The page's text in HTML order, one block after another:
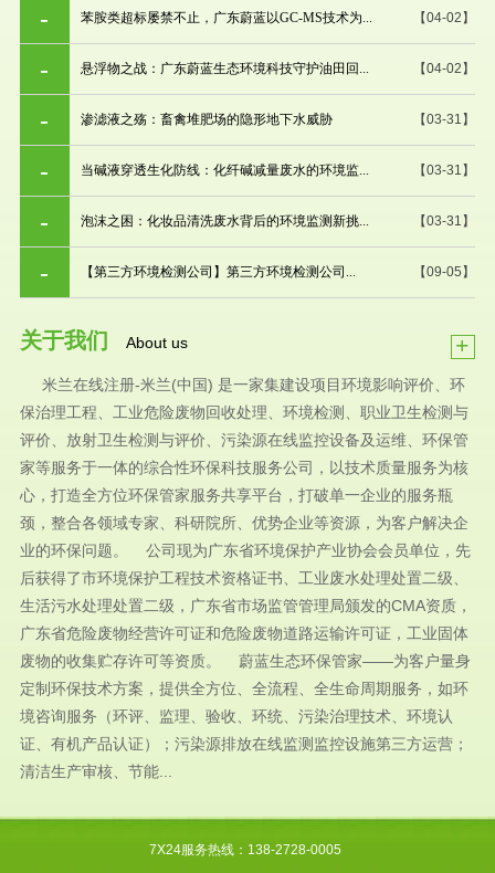
【04-02】
苯胺类超标屡禁不止，广东蔚蓝以GC-MS技术为...
【04-02】
悬浮物之战：广东蔚蓝生态环境科技守护油田回...
【03-31】
渗滤液之殇：畜禽堆肥场的隐形地下水威胁
【03-31】
当碱液穿透生化防线：化纤碱减量废水的环境监...
【03-31】
泡沫之困：化妆品清洗废水背后的环境监测新挑...
【09-05】
【第三方环境检测公司】第三方环境检测公司...
关于我们 About us +
米兰在线注册-米兰(中国) 是一家集建设项目环境影响评价、环
保治理工程、工业危险废物回收处理、环境检测、职业卫生检测与
评价、放射卫生检测与评价、污染源在线监控设备及运维、环保管
家等服务于一体的综合性环保科技服务公司，以技术质量服务为核
心，打造全方位环保管家服务共享平台，打破单一企业的服务瓶
颈，整合各领域专家、科研院所、优势企业等资源，为客户解决企
业的环保问题。 公司现为广东省环境保护产业协会会员单位，先
后获得了市环境保护工程技术资格证书、工业废水处理处置二级、
生活污水处理处置二级，广东省市场监管管理局颁发的CMA资质，
广东省危险废物经营许可证和危险废物道路运输许可证，工业固体
废物的收集贮存许可等资质。 蔚蓝生态环保管家——为客户量身
定制环保技术方案，提供全方位、全流程、全生命周期服务，如环
境咨询服务（环评、监理、验收、环统、污染治理技术、环境认
证、有机产品认证）；污染源排放在线监测监控设施第三方运营；
清洁生产审核、节能...
7X24服务热线：138-2728-0005